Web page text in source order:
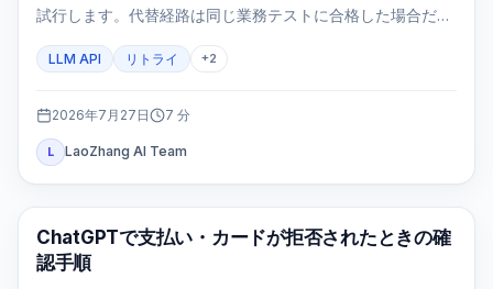
試行します。代替経路は同じ業務テストに合格した場合だけ
LLM API リトライ +2
2026年7月27日 7 分
L LaoZhang AI Team
ChatGPT
ChatGPTで支払い・カードが拒否されたときの確
認手順